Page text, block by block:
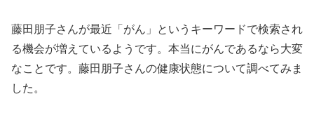
藤田朋子さんが最近「がん」というキーワードで検索され
る機会が増えているようです。本当にがんであるなら大変
なことです。藤田朋子さんの健康状態について調べてみま
した。